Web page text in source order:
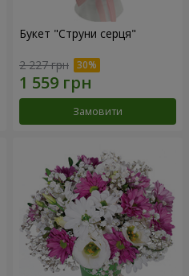
Букет "Струни серця"
2 227 грн
Замовити